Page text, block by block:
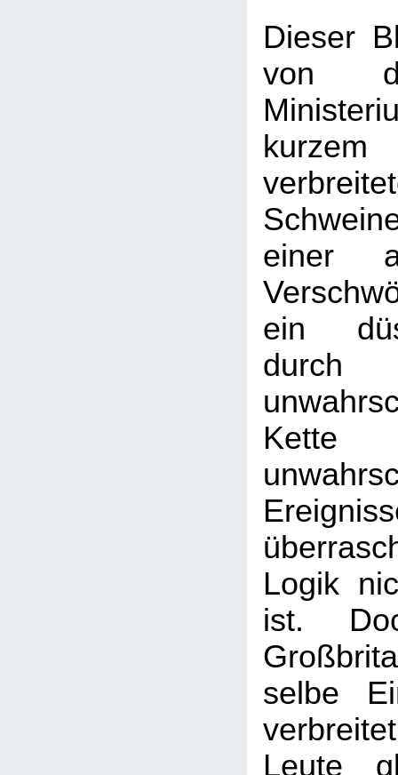
Dieser
von
einer
ein
Logik
ist.
selbe
Leute